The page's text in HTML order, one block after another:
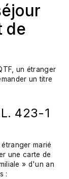
de
un étranger
un titre
423-1
marié
une carte de
» d'un an
: